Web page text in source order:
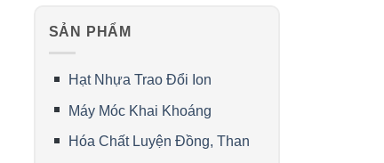
SẢN PHẨM
Hạt Nhựa Trao Đổi Ion
Máy Móc Khai Khoáng
Hóa Chất Luyện Đồng, Than